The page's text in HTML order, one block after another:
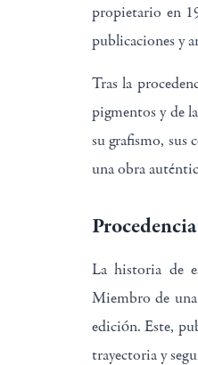
propietario en
publicaciones y
Tras la
pigmentos y de
su grafismo, sus
una obra
La historia de
Miembro de
edición. Este,
trayectoria y